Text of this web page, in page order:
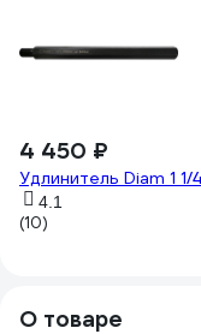
4 450 ₽
Удлинитель Diam 1
4.1
(10)
О товаре